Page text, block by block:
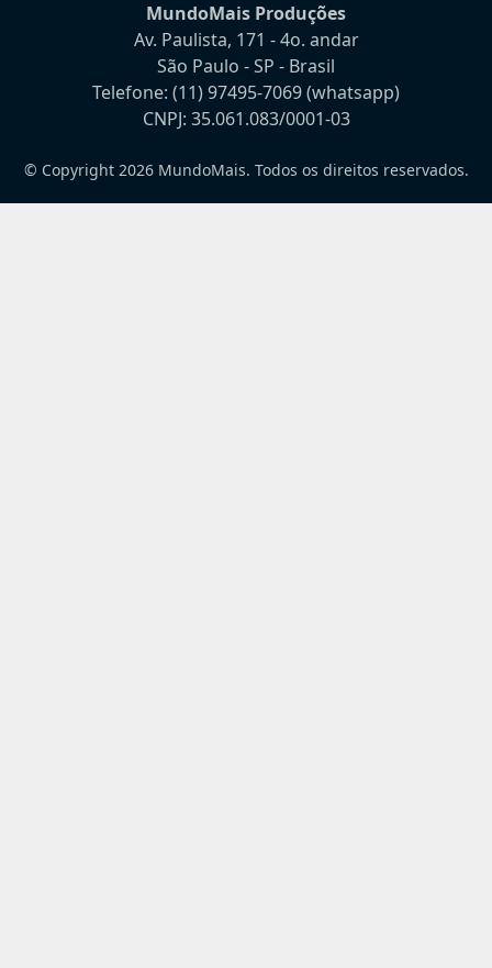
MundoMais Produções
Av. Paulista, 171 - 4o. andar
São Paulo - SP - Brasil
Telefone: (11) 97495-7069(whatsapp)
CNPJ: 35.061.083/0001-03
© Copyright 2026 MundoMais. Todos os direitos reservados.